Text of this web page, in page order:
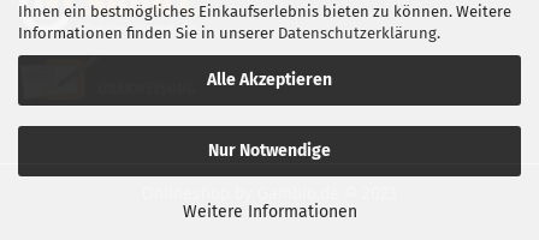
Ihnen ein bestmögliches Einkaufserlebnis bieten zu können. Weitere
Informationen finden Sie in unserer Datenschutzerklärung.
Alle Akzeptieren
Nur Notwendige
Weitere Informationen